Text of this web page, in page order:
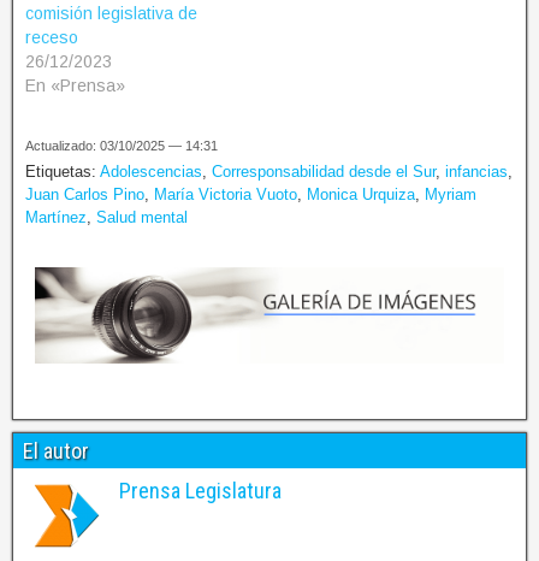
comisión legislativa de
receso
26/12/2023
En «Prensa»
Actualizado: 03/10/2025 — 14:31
Etiquetas: Adolescencias Corresponsabilidad desde el Sur, infancias
Juan Carlos Pino
María Victoria Vuoto Monica Urquiza
Myriam
Martínez Salud mental
El autor
Prensa Legislatura